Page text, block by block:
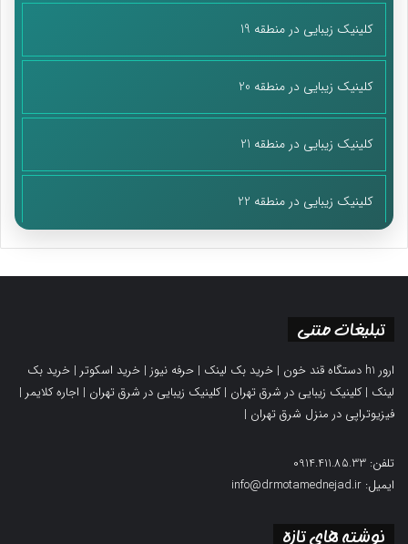
کلینیک زیبایی در منطقه 19
کلینیک زیبایی در منطقه 20
کلینیک زیبایی در منطقه 21
کلینیک زیبایی در منطقه 22
تبلیغات متنی
ارور h1 دستگاه قند خون | خرید بک لینک | حرفه نیوز | خرید اسکوتر | خرید بک
لینک |کلینیک زیبایی در شرق تهران |کلینیک زیبایی در شرق تهران | اجاره کلایمر |
فیزیوتراپی در منزل شرق تهران |
تلفن: 0914.411.85.33
ایمیل: info@drmotamednejad.ir
نوشته های تازه